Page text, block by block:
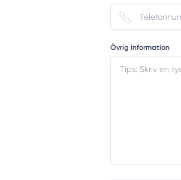
Övrig information